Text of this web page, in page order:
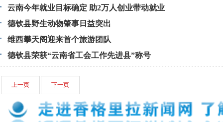
云南今年就业目标确定 助2万人创业带动就业
德钦县野生动物肇事日益突出
维西攀天阁迎来首个旅游团队
德钦县荣获“云南省工会工作先进县”称号
上一页 下一页